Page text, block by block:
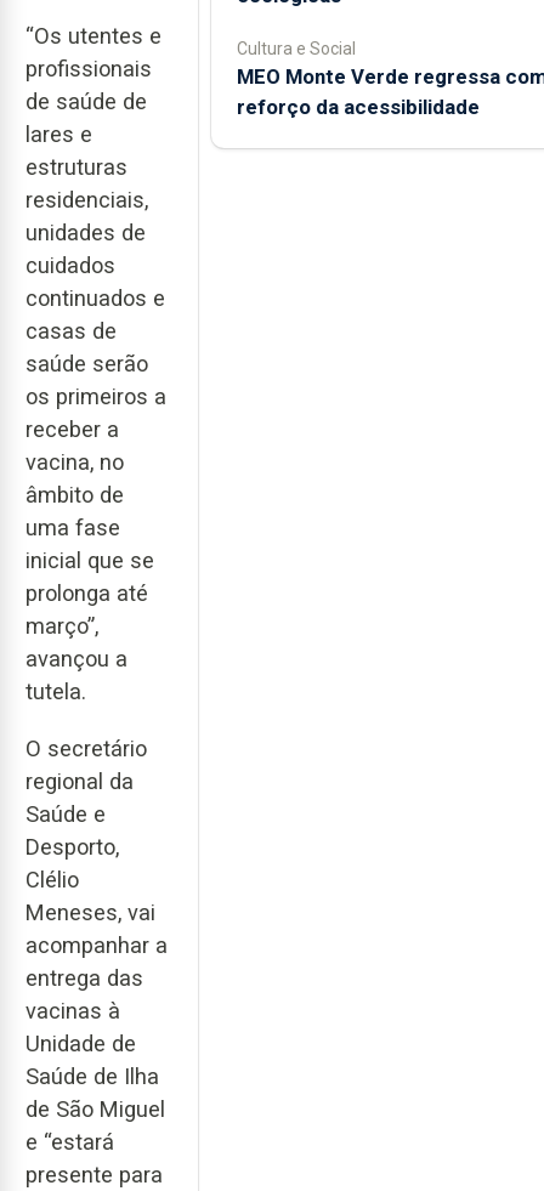
“Os utentes e
profissionais
de saúde de
lares e
estruturas
residenciais,
unidades de
cuidados
continuados e
casas de
saúde serão
os primeiros a
receber a
vacina, no
âmbito de
uma fase
inicial que se
prolonga até
março”,
avançou a
tutela.
O secretário
regional da
Saúde e
Desporto,
Clélio
Meneses, vai
acompanhar a
entrega das
vacinas à
Unidade de
Saúde de Ilha
de São Miguel
e “estará
presente para
Cultura e Social
MEO Monte Verde regressa
reforço da acessibilidade